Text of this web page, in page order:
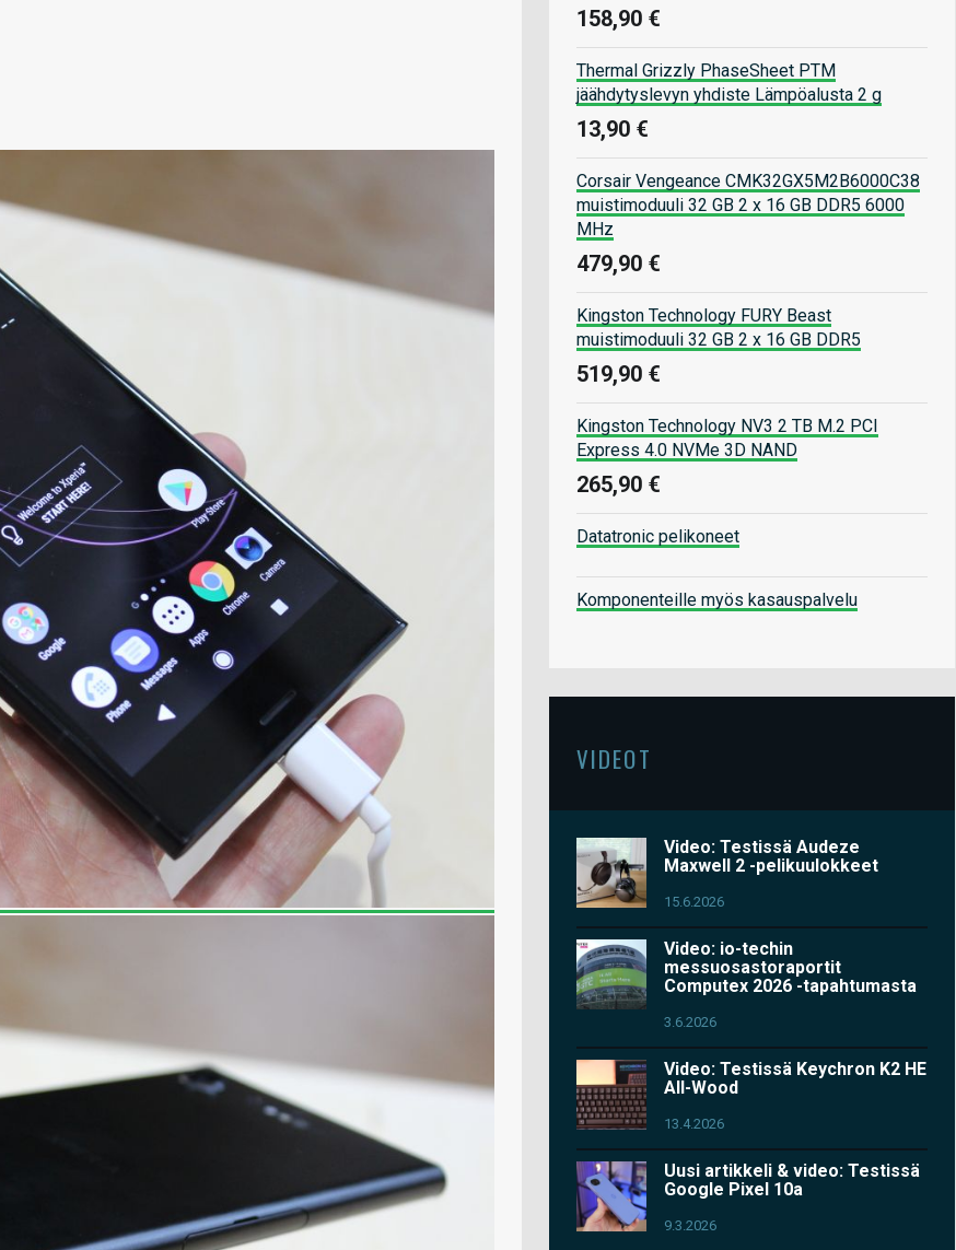
158,90 €
Thermal Grizzly PhaseSheet PTM
jäähdytyslevyn yhdiste Lämpöalusta 2 g
13,90 €
Corsair Vengeance CMK32GX5M2B6000C38
muistimoduuli 32 GB 2 x 16 GB DDR5 6000
MHz
479,90 €
Kingston Technology FURY Beast
muistimoduuli 32 GB 2 x 16 GB DDR5
519,90 €
Kingston Technology NV3 2 TB M.2 PCI
Express 4.0 NVMe 3D NAND
265,90 €
Datatronic pelikoneet
Komponenteille myös kasauspalvelu
VIDEOT
Video: Testissä Audeze
Maxwell 2 -pelikuulokkeet
15.6.2026
Video: io-techin
messuosastoraportit
Computex 2026 -tapahtumasta
3.6.2026
Video: Testissä Keychron K2 HE
All-Wood
13.4.2026
Uusi artikkeli & video: Testissä
Google Pixel 10a
9.3.2026